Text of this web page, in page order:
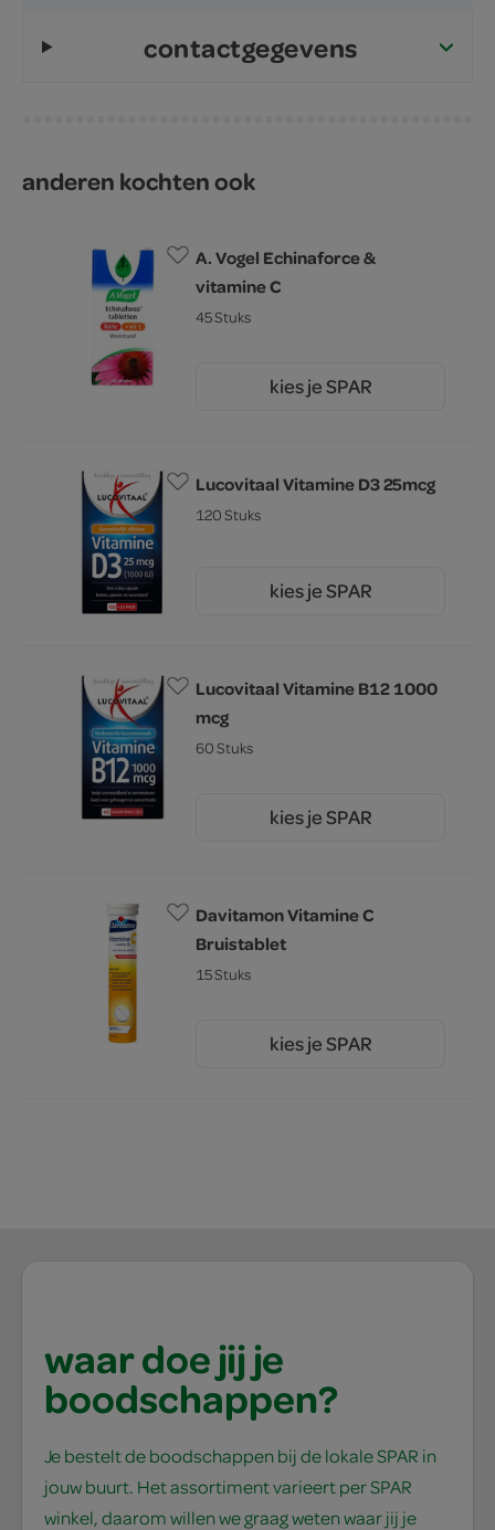
contactgegevens
anderen kochten ook
A. Vogel Echinaforce &
vitamine C
45 Stuks
kies je SPAR
Lucovitaal Vitamine D3 25mcg
120 Stuks
kies je SPAR
Lucovitaal Vitamine B12 1000
mcg
60 Stuks
kies je SPAR
Davitamon Vitamine C
Bruistablet
15 Stuks
kies je SPAR
waar doe jij je
boodschappen?
Je bestelt de boodschappen bij de lokale SPAR in
jouw buurt. Het assortiment varieert per SPAR
winkel, daarom willen we graag weten waar jij je